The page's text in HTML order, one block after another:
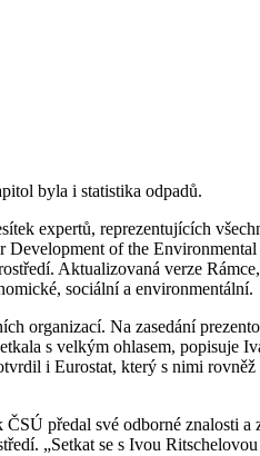
byla i statistika odpadů.
expertů, reprezentujících
of the
Aktualizovaná verze
sociální a environmentální.
organizací. Na zasedání
s velkým ohlasem, popisuje
i Eurostat, který s nimi rovněž
předal své odborné znalosti a
„Setkat se s Ivou